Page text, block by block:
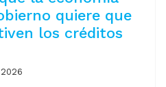
quiere que
los créditos